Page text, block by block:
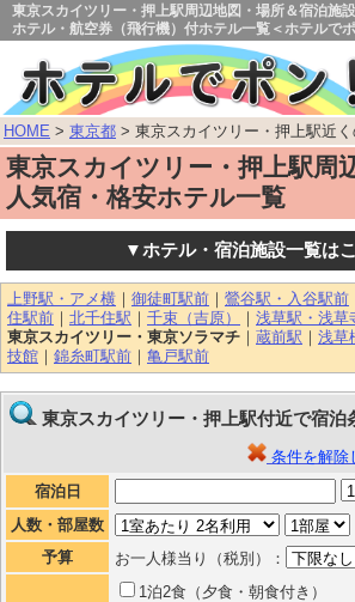
東京スカイツリー・押上駅周辺地図・場所＆宿泊施
ホテル・航空券（飛行機）付ホテル一覧＜ホテルで
HOME > 東京都 > 東京スカイツリー・押上駅近
東京スカイツリー・押上駅周
人気宿・格安ホテル一覧
▼ホテル・宿泊施設一覧は
上野駅・アメ横 ｜ 御徒町駅前 ｜ 鶯谷駅・入谷駅前
住駅前 ｜ 北千住駅 ｜ 千束（吉原） ｜ 浅草駅・浅草
東京スカイツリー・東京ソラマチ ｜ 蔵前駅 ｜ 浅草
技館 ｜ 錦糸町駅前 ｜ 亀戸駅前
東京スカイツリー・押上駅付近で宿泊
条件を解除
宿泊日
人数・部屋数
予算
お一人様当り（税別）：
1泊2食（夕食・朝食付き）